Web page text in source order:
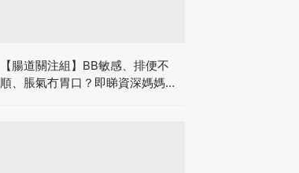
【腸道關注組】BB敏感、排便不
順、脹氣冇胃口？即睇資深媽媽分